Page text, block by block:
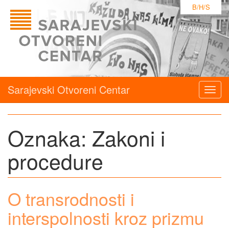
B/H/S
Sarajevski Otvoreni Centar
Oznaka: Zakoni i
procedure
O transrodnosti i
interspolnosti kroz prizmu